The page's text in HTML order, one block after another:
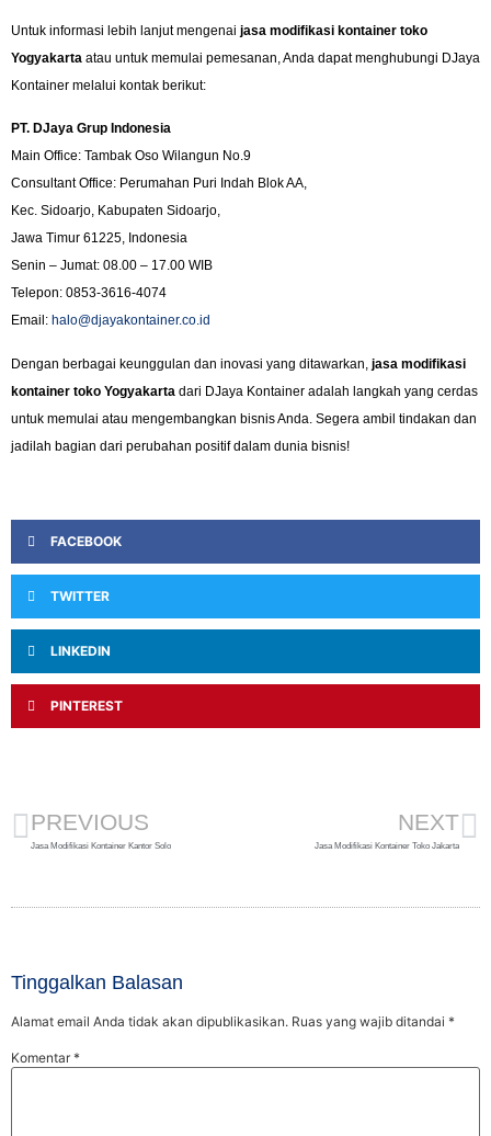
Untuk informasi lebih lanjut mengenai jasa modifikasi kontainer toko
Yogyakarta atau untuk memulai pemesanan, Anda dapat menghubungi DJaya
Kontainer melalui kontak berikut:
PT. DJaya Grup Indonesia
Main Office: Tambak Oso Wilangun No.9
Consultant Office: Perumahan Puri Indah Blok AA,
Kec. Sidoarjo, Kabupaten Sidoarjo,
Jawa Timur 61225, Indonesia
Senin – Jumat: 08.00 – 17.00 WIB
Telepon: 0853-3616-4074
Email: halo@djayakontainer.co.id
Dengan berbagai keunggulan dan inovasi yang ditawarkan, jasa modifikasi
kontainer toko Yogyakarta dari DJaya Kontainer adalah langkah yang cerdas
untuk memulai atau mengembangkan bisnis Anda. Segera ambil tindakan dan
jadilah bagian dari perubahan positif dalam dunia bisnis!
FACEBOOK
TWITTER
LINKEDIN
PINTEREST
PREVIOUS
Jasa Modifikasi Kontainer Kantor Solo
NEXT
Jasa Modifikasi Kontainer Toko Jakarta
Tinggalkan Balasan
Alamat email Anda tidak akan dipublikasikan. Ruas yang wajib ditandai *
Komentar*